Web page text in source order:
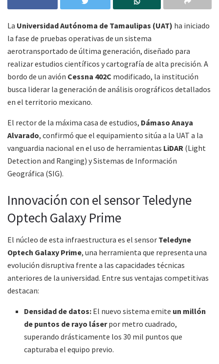
La Universidad Autónoma de Tamaulipas (UAT) ha iniciado
la fase de pruebas operativas de un sistema
aerotransportado de última generación, diseñado para
realizar estudios científicos y cartografía de alta precisión. A
bordo de un avión Cessna 402C modificado, la institución
busca liderar la generación de análisis orográficos detallados
en el territorio mexicano.
El rector de la máxima casa de estudios, Dámaso Anaya
Alvarado, confirmó que el equipamiento sitúa a la UAT a la
vanguardia nacional en el uso de herramientas LiDAR (Light
Detection and Ranging) y Sistemas de Información
Geográfica (SIG).
Innovación con el sensor Teledyne
Optech Galaxy Prime
El núcleo de esta infraestructura es el sensor Teledyne
Optech Galaxy Prime, una herramienta que representa una
evolución disruptiva frente a las capacidades técnicas
anteriores de la universidad. Entre sus ventajas competitivas
destacan:
Densidad de datos: El nuevo sistema emite un millón
de puntos de rayo láserpor metro cuadrado,
superando drásticamente los 30 mil puntos que
capturaba el equipo previo.